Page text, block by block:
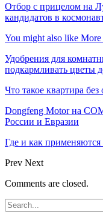
Отбор с прицелом на
кандидатов в
You might also like More
Удобрения для
подкармливать цветы
Что такое квартира
Dongfeng Motor на
России и Евразии
Где и как применяются
Prev Next
Comments are closed.